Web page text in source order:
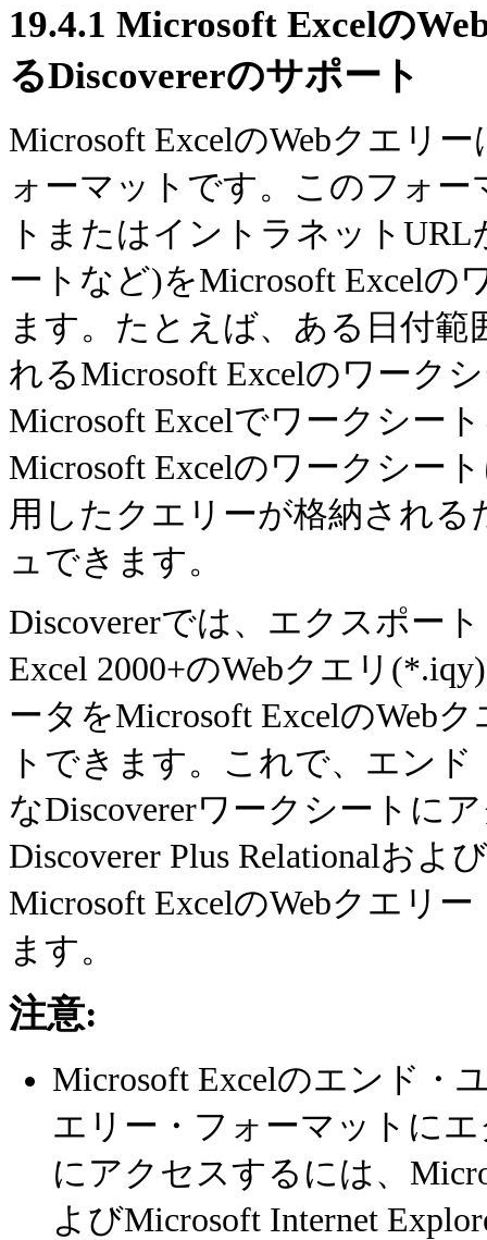
19.4.1 Microsoft Excelの
るDiscovererのサポート
Microsoft ExcelのWebクエリ
ォーマットです。このフォ
トまたはイントラネット
ートなど)をMicrosoft Excel
ます。たとえば、ある日付範
れるMicrosoft Excelのワーク
Microsoft Excelでワークシー
Microsoft Excelのワークシー
用したクエリーが格納され
ュできます。
Discovererでは、エクスポー
Excel 2000+のWebクエリ
ータをMicrosoft ExcelのWeb
トできます。これで、エン
なDiscovererワークシートに
Discoverer Plus Relationalおよ
Microsoft ExcelのWebクエリ
ます。
注意:
Microsoft Excelのエンド・
エリー・フォーマットに
にアクセスするには、
よびMicrosoft Internet